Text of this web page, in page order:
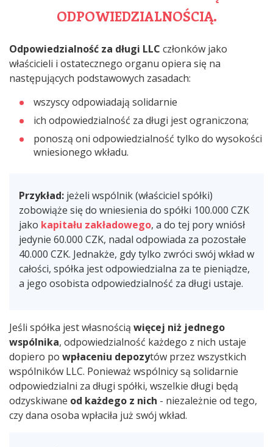
ODPOWIEDZIALNOŚCIĄ.
Odpowiedzialność za długi LLC członków jako
właścicieli i ostatecznego organu opiera się na
następujących podstawowych zasadach:
wszyscy odpowiadają solidarnie
ich odpowiedzialność za długi jest ograniczona;
ponoszą oni odpowiedzialność tylko do wysokości
wniesionego wkładu.
Przykład: jeżeli wspólnik (właściciel spółki)
zobowiąże się do wniesienia do spółki 100.000 CZK
jako kapitału zakładowego, a do tej pory wniósł
jedynie 60.000 CZK, nadal odpowiada za pozostałe
40.000 CZK. Jednakże, gdy tylko zwróci swój wkład w
całości, spółka jest odpowiedzialna za te pieniądze,
a jego osobista odpowiedzialność za długi ustaje.
Jeśli spółka jest własnością więcej niż jednego
wspólnika, odpowiedzialność każdego z nich ustaje
dopiero po wpłaceniu depozytów przez wszystkich
wspólników LLC. Ponieważ wspólnicy są solidarnie
odpowiedzialni za długi spółki, wszelkie długi będą
odzyskiwane od każdego z nich - niezależnie od tego,
czy dana osoba wpłaciła już swój wkład.